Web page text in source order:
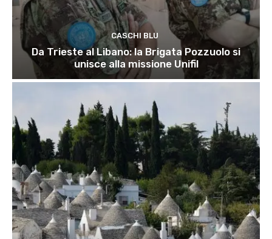
CASCHI BLU
Da Trieste al Libano: la Brigata Pozzuolo si
unisce alla missione Unifil